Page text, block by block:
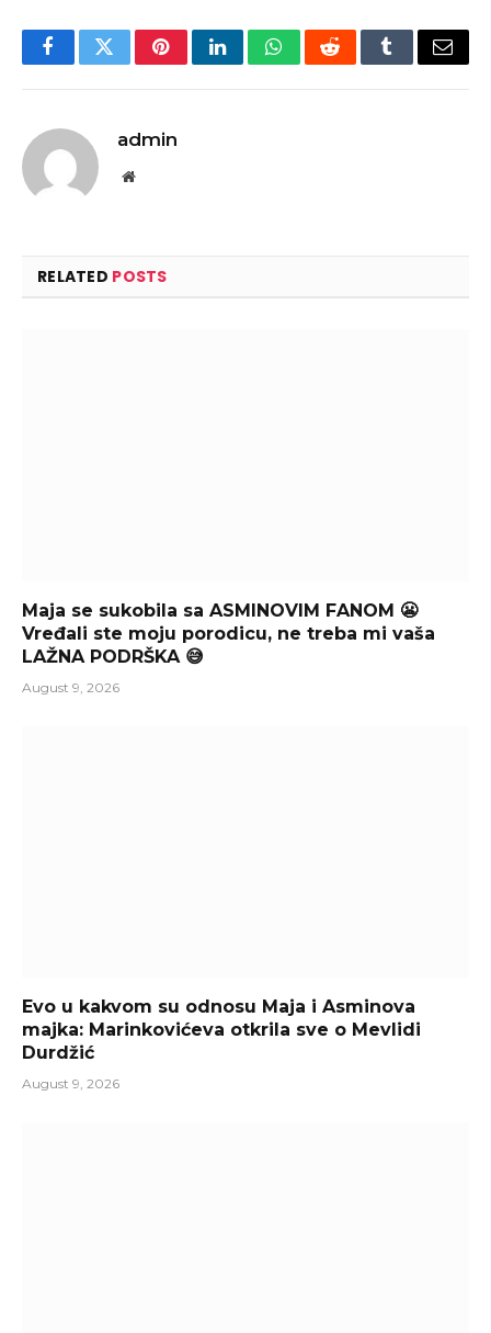
FacebookTwitterPinterestLinkedInWhatsAppRedditTumblrEmail
admin
Website
RELATED POSTS
Maja se sukobila sa ASMINOVIM FANOM 😬
Vređali ste moju porodicu, ne treba mi vaša
LAŽNA PODRŠKA 😅
August 9, 2026
Evo u kakvom su odnosu Maja i Asminova
majka: Marinkovićeva otkrila sve o Mevlidi
Durdžić
August 9, 2026